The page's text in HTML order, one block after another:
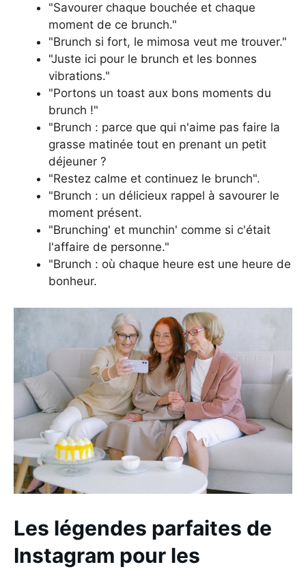
"Savourer chaque bouchée et chaque
moment de ce brunch."
"Brunch si fort, le mimosa veut me trouver."
"Juste ici pour le brunch et les bonnes
vibrations."
"Portons un toast aux bons moments du
brunch !"
"Brunch : parce que qui n'aime pas faire la
grasse matinée tout en prenant un petit
déjeuner ?
"Restez calme et continuez le brunch".
"Brunch : un délicieux rappel à savourer le
moment présent.
"Brunching' et munchin' comme si c'était
l'affaire de personne."
"Brunch : où chaque heure est une heure de
bonheur.
Les légendes parfaites de
Instagram pour les